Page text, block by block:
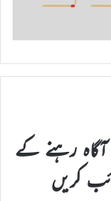
آگاہ رہنے کے
کریں